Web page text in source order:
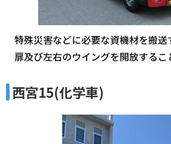
特殊災害などに必要な資機材を搬
扉及び左右のウイングを開放するこ
西宮15(化学車)